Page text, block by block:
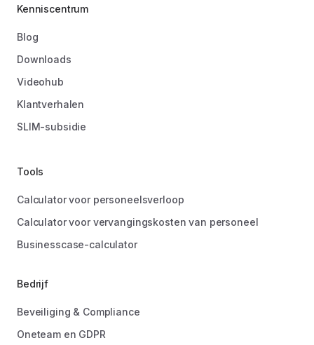
Kenniscentrum
Blog
Downloads
Videohub
Klantverhalen
SLIM-subsidie
Tools
Calculator voor personeelsverloop
Calculator voor vervangingskosten van personeel
Businesscase-calculator
Bedrijf
Beveiliging & Compliance
Oneteam en GDPR